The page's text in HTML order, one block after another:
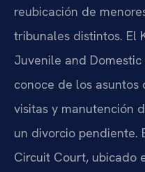
reubicación de
tribunales distintos. El
Juvenile and
conoce de los
visitas y manutención
un divorcio pendiente.
Circuit Court, ubicado